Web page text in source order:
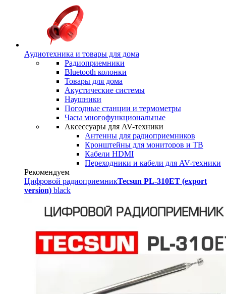
Аудиотехника и товары для дома
Радиоприемники
Bluetooth колонки
Товары для дома
Акустические системы
Наушники
Погодные станции и термометры
Часы многофункциональные
Аксессуары для AV-техники
Антенны для радиоприемников
Кронштейны для мониторов и ТВ
Кабели HDMI
Переходники и кабели для AV-техники
Рекомендуем
Цифровой радиоприемникTecsun PL-310ET (export
version) black